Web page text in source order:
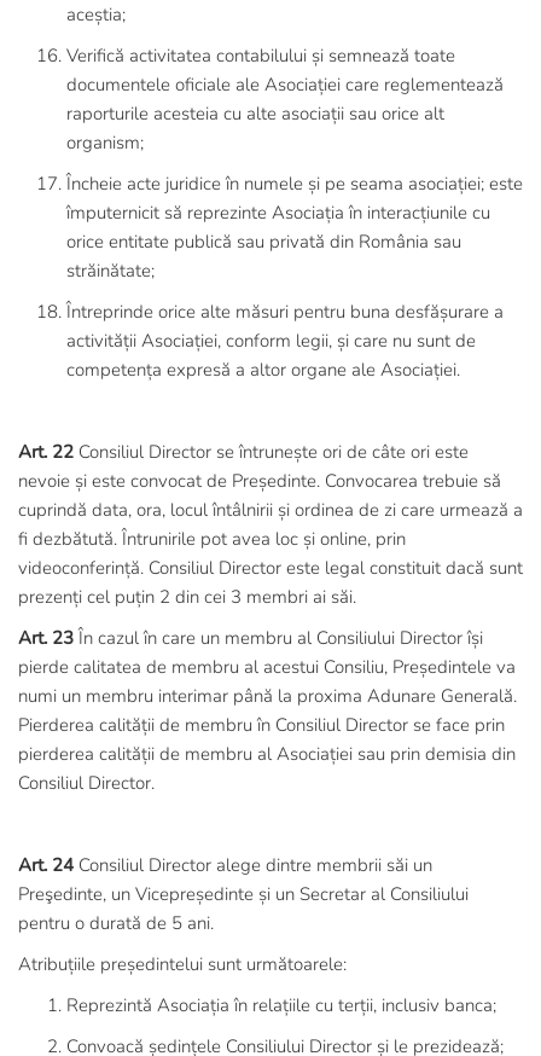
aceștia;
Verifică activitatea contabilului și semnează toate
documentele oficiale ale Asociației care reglementează
raporturile acesteia cu alte asociații sau orice alt
organism;
Încheie acte juridice în numele și pe seama asociației; este
împuternicit să reprezinte Asociația în interacțiunile cu
orice entitate publică sau privată din România sau
străinătate;
Întreprinde orice alte măsuri pentru buna desfășurare a
activității Asociației, conform legii, și care nu sunt de
competența expresă a altor organe ale Asociației.
Art. 22 Consiliul Director se întrunește ori de câte ori este
nevoie și este convocat de Președinte. Convocarea trebuie să
cuprindă data, ora, locul întâlnirii și ordinea de zi care urmează a
fi dezbătută. Întrunirile pot avea loc și online, prin
videoconferință. Consiliul Director este legal constituit dacă sunt
prezenți cel puțin 2 din cei 3 membri ai săi.
Art. 23În cazul în care un membru al Consiliului Director își
pierde calitatea de membru al acestui Consiliu, Președintele va
numi un membru interimar până la proxima Adunare Generală.
Pierderea calității de membru în Consiliul Director se face prin
pierderea calității de membru al Asociației sau prin demisia din
Consiliul Director.
Art. 24 Consiliul Director alege dintre membrii săi un
Preşedinte, un Vicepreședinte și un Secretar al Consiliului
pentru o durată de 5 ani.
Atribuțiile președintelui sunt următoarele:
Reprezintă Asociația în relațiile cu terții, inclusiv banca;
Convoacă ședințele Consiliului Director și le prezidează;